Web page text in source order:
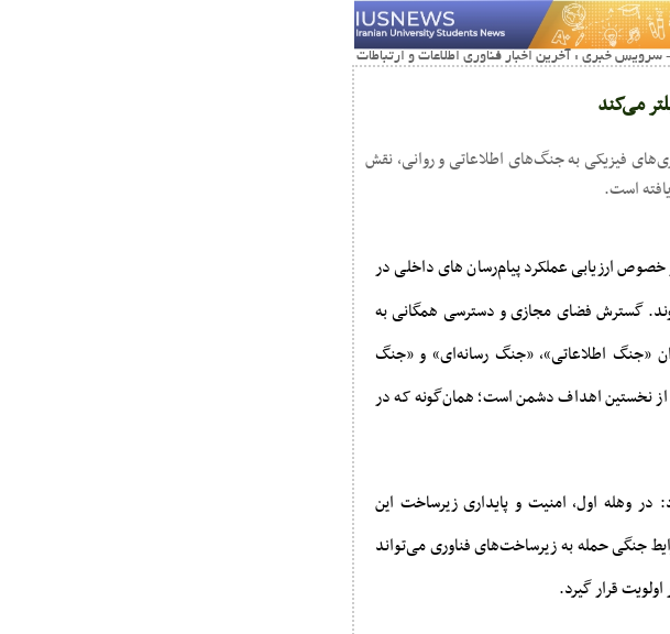
می‌کند
فیزیکی به جنگ‌های اطلاعاتی و روانی، نقش
است.
خصوص ارزیابی عملکرد پیام‌رسان های داخلی در
گسترش فضای مجازی و دسترسی همگانی به
«جنگ اطلاعاتی»، «جنگ رسانه‌ای» و «جنگ
از نخستین اهداف دشمن است؛ همان‌گونه که در
در وهله اول، امنیت و پایداری زیرساخت این
جنگی حمله به زیرساخت‌های فناوری می‌تواند
قرار گیرد.